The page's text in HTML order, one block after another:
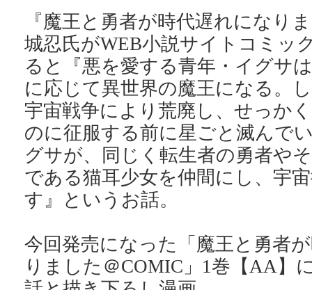
『魔王と勇者が時代遅れになり
城忍氏がWEB小説サイトコミッ
ると『悪を愛する青年・イグサ
に応じて異世界の魔王になる。
宇宙戦争により荒廃し、せっか
のに征服する前に星ごと滅んで
グサが、同じく転生者の勇者や
である猫耳少女を仲間にし、宇
す』というお話。
今回発売になった「魔王と勇者
りました＠COMIC」1巻【AA】